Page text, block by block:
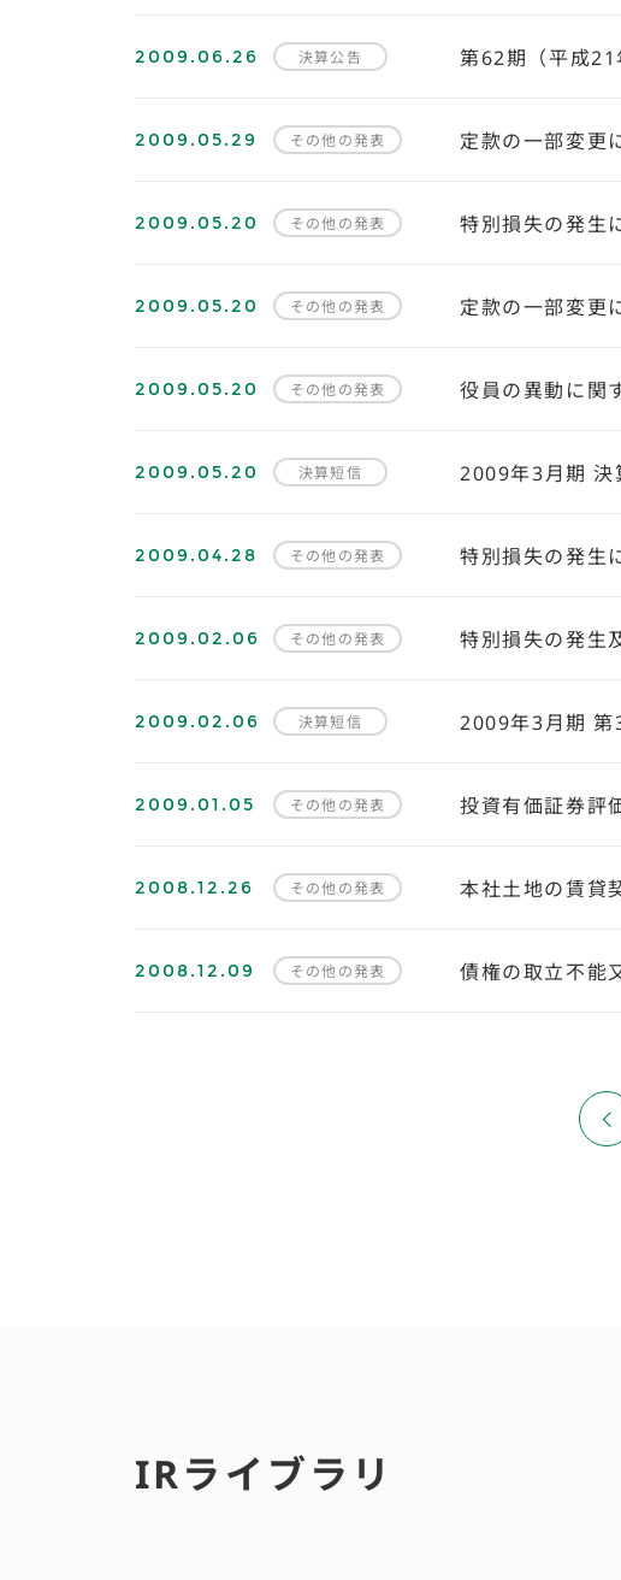
2009.06.26 決算公告 第62期（平成21
2009.05.29 その他の発表 定款の一部変更
2009.05.20 その他の発表 特別損失の発生
2009.05.20 その他の発表 定款の一部変更
2009.05.20 その他の発表 役員の異動に関
2009.05.20 決算短信 2009年3月期 決
2009.04.28 その他の発表 特別損失の発生
2009.02.06 その他の発表 特別損失の発生
2009.02.06 決算短信 2009年3月期 第
2009.01.05 その他の発表 投資有価証券評
2008.12.26 その他の発表 本社土地の賃貸
2008.12.09 その他の発表 債権の取立不能
«
IRライブラリ